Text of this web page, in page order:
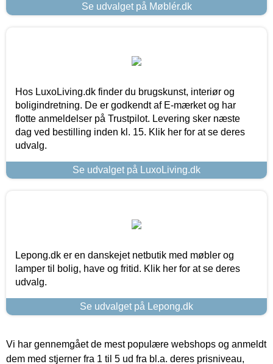
Se udvalget på Møblér.dk
Hos LuxoLiving.dk finder du brugskunst, interiør og
boligindretning. De er godkendt af E-mærket og har
flotte anmeldelser på Trustpilot. Levering sker næste
dag ved bestilling inden kl. 15. Klik her for at se deres
udvalg.
Se udvalget på LuxoLiving.dk
Lepong.dk er en danskejet netbutik med møbler og
lamper til bolig, have og fritid. Klik her for at se deres
udvalg.
Se udvalget på Lepong.dk
Vi har gennemgået de mest populære webshops og anmeldt
dem med stjerner fra 1 til 5 ud fra bl.a. deres prisniveau,